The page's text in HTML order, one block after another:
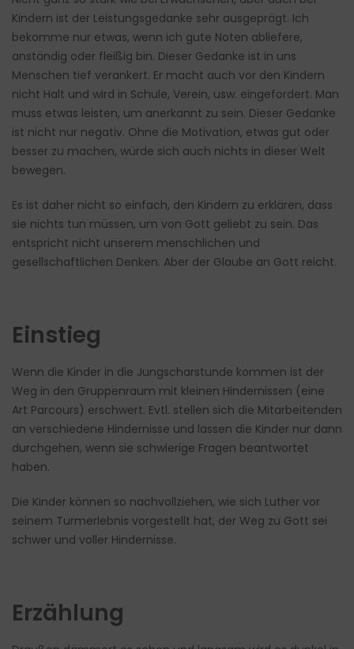
Kindern ist der Leistungsgedanke sehr ausgeprägt. Ich
bekomme nur etwas, wenn ich gute Noten abliefere,
anständig oder fleißig bin. Dieser Gedanke ist in uns
Menschen tief verankert. Er macht auch vor den Kindern
nicht Halt und wird in Schule, Verein, usw. eingefordert. Man
muss etwas leisten, um anerkannt zu sein. Dieser Gedanke
ist nicht nur negativ. Ohne die Motivation, etwas gut oder
besser zu machen, würde sich auch nichts in dieser Welt
bewegen.
Es ist daher nicht so einfach, den Kindern zu erklären, dass
sie nichts tun müssen, um von Gott geliebt zu sein. Das
entspricht nicht unserem menschlichen und
gesellschaftlichen Denken. Aber der Glaube an Gott reicht.
Einstieg
Wenn die Kinder in die Jungscharstunde kommen ist der
Weg in den Gruppenraum mit kleinen Hindernissen (eine
Art Parcours) erschwert. Evtl. stellen sich die Mitarbeitenden
an verschiedene Hindernisse und lassen die Kinder nur dann
durchgehen, wenn sie schwierige Fragen beantwortet
haben.
Die Kinder können so nachvollziehen, wie sich Luther vor
seinem Turmerlebnis vorgestellt hat, der Weg zu Gott sei
schwer und voller Hindernisse.
Erzählung